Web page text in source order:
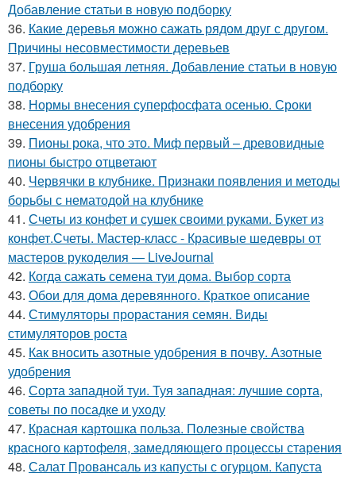
Добавление статьи в новую подборку
36. Какие деревья можно сажать рядом друг с другом.
Причины несовместимости деревьев
37. Груша большая летняя. Добавление статьи в новую
подборку
38. Нормы внесения суперфосфата осенью. Сроки
внесения удобрения
39. Пионы рока, что это. Миф первый – древовидные
пионы быстро отцветают
40. Червячки в клубнике. Признаки появления и методы
борьбы с нематодой на клубнике
41. Счеты из конфет и сушек своими руками. Букет из
конфет.Счеты. Мастер-класс - Красивые шедевры от
мастеров рукоделия — LiveJournal
42. Когда сажать семена туи дома. Выбор сорта
43. Обои для дома деревянного. Краткое описание
44. Стимуляторы прорастания семян. Виды
стимуляторов роста
45. Как вносить азотные удобрения в почву. Азотные
удобрения
46. Сорта западной туи. Туя западная: лучшие сорта,
советы по посадке и уходу
47. Красная картошка польза. Полезные свойства
красного картофеля, замедляющего процессы старения
48. Салат Провансаль из капусты с огурцом. Капуста